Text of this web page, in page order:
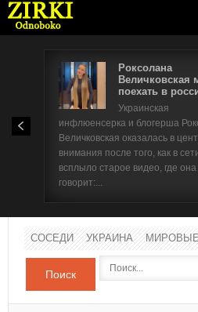
Роксолана
Величковская
поехать в
Украинская
инфлюенсерка и блогерша
Величковская оказалась в
внимания после того, как в
всплыло старое видео, где она
говорит:...
СОСЕДИ УКРАИНА
Поиск